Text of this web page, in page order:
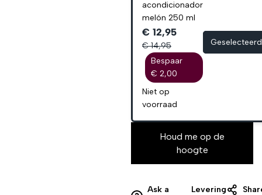
acondicionador
melón 250 ml
€ 12,95
€ 14,95
Bespaar
€ 2,00
Niet op
voorraad
Geselecteerd
Houd me op de
hoogte
Ask a
Levering